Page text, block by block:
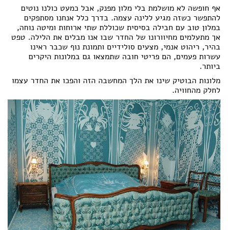
אף חופשה לא מושלמת בלי מלון מפנק, אבל כמעט כולנו נוטים
להתפשר כשזה מגיע ללינה עצמה. בדרך כלל אנחנו מסתפקים
במלון טוב עם חבילה בסיסית שכוללת שתי ארוחות ומיטה נוחה,
אך מתעלמים מחיוורונו של החדר שבו אנו מבלים את הלילה. טפט
בהיר, ריהוט אנמי, מצעים סולידיים ותמונת נוף שכבר ראינו
עשרות פעמים, הם פריטי חובה שתמצאו גם במלונות היקרים
ביותר.
מלונות הבוטיק שינו את הלך המחשבה הזה והפכו את החדר עצמו
לחלק מהחוויה.
הצהרת נגישות